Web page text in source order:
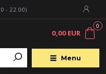
Menu
- 22.00)
0
0,00 EUR